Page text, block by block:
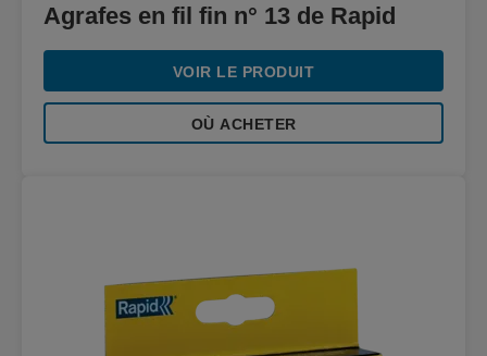
Agrafes en fil fin n° 13 de Rapid
VOIR LE PRODUIT
OÙ ACHETER